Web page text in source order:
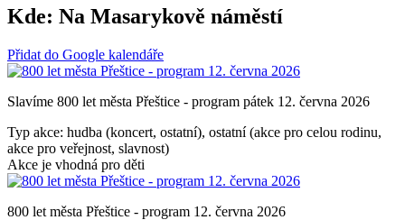
Kde: Na Masarykově náměstí
Přidat do Google kalendáře
Slavíme 800 let města Přeštice - program pátek 12. června 2026
Typ akce: hudba (koncert, ostatní), ostatní (akce pro celou rodinu,
akce pro veřejnost, slavnost)
Akce je vhodná pro děti
800 let města Přeštice - program 12. června 2026